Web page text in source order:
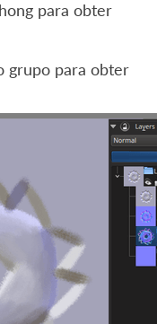
para obter
grupo para obter